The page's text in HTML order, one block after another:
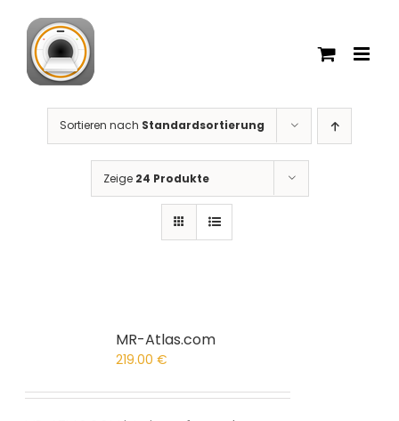
Inhalt
springen
Sortieren nach Standardsortierung
Zeige 24 Produkte
MR-Atlas.com
219.00€